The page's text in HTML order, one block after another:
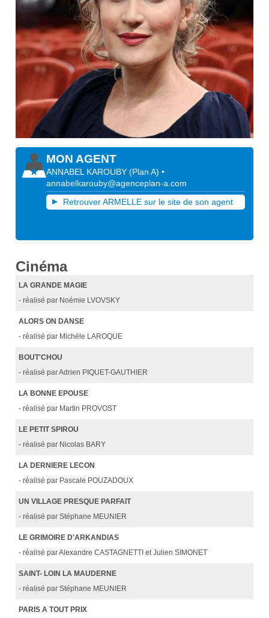
MON AGENT
ANNABEL KAROUBY (Plan A)•
annabelkarouby@agenceplan-a.com
Retrouver ARMELLE sur le site de son agent
Cinéma
LA GRANDE MAGIE
- réalisé par Noémie LVOVSKY
ALORS ON DANSE
- réalisé par Michèle LAROQUE
BOUT'CHOU
- réalisé par Adrien PIQUET-GAUTHIER
LA BONNE EPOUSE
- réalisé par Martin PROVOST
LE PETIT SPIROU
- réalisé par Nicolas BARY
LA DERNIERE LECON
- réalisé par Pascale POUZADOUX
UN VILLAGE PRESQUE PARFAIT
- réalisé par Stéphane MEUNIER
LE GRIMOIRE D'ARKANDIAS
- réalisé par Alexandre CASTAGNETTI et Julien SIMONET
SAINT- LOIN LA MAUDERNE
- réalisé par Stéphane MEUNIER
PARIS A TOUT PRIX